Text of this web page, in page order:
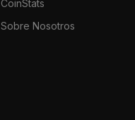
CoinStats
Sobre Nosotros